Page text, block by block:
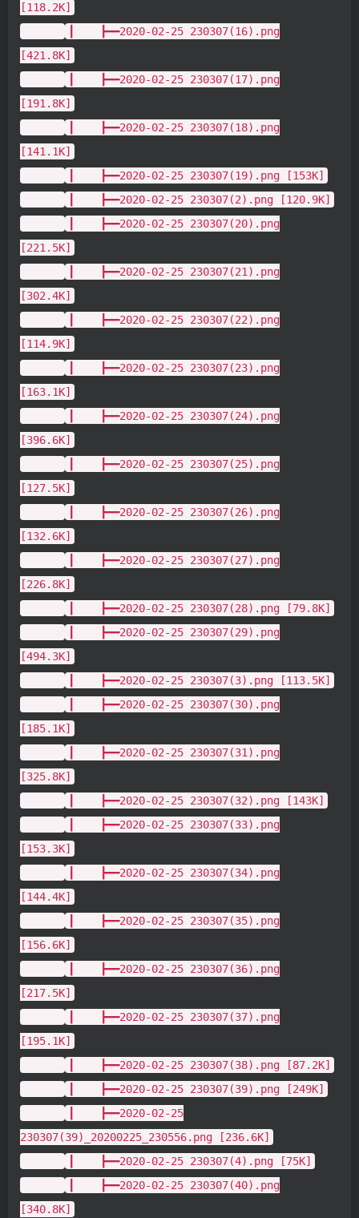
[118.2K]
┃ ┣━━2020-02-25 230307(16).png
[421.8K]
┃ ┣━━2020-02-25 230307(17).png
[191.8K]
┃ ┣━━2020-02-25 230307(18).png
[141.1K]
┃ ┣━━2020-02-25 230307(19).png [153K]
┃ ┣━━2020-02-25 230307(2).png [120.9K]
┃ ┣━━2020-02-25 230307(20).png
[221.5K]
┃ ┣━━2020-02-25 230307(21).png
[302.4K]
┃ ┣━━2020-02-25 230307(22).png
[114.9K]
┃ ┣━━2020-02-25 230307(23).png
[163.1K]
┃ ┣━━2020-02-25 230307(24).png
[396.6K]
┃ ┣━━2020-02-25 230307(25).png
[127.5K]
┃ ┣━━2020-02-25 230307(26).png
[132.6K]
┃ ┣━━2020-02-25 230307(27).png
[226.8K]
┃ ┣━━2020-02-25 230307(28).png [79.8K]
┃ ┣━━2020-02-25 230307(29).png
[494.3K]
┃ ┣━━2020-02-25 230307(3).png [113.5K]
┃ ┣━━2020-02-25 230307(30).png
[185.1K]
┃ ┣━━2020-02-25 230307(31).png
[325.8K]
┃ ┣━━2020-02-25 230307(32).png [143K]
┃ ┣━━2020-02-25 230307(33).png
[153.3K]
┃ ┣━━2020-02-25 230307(34).png
[144.4K]
┃ ┣━━2020-02-25 230307(35).png
[156.6K]
┃ ┣━━2020-02-25 230307(36).png
[217.5K]
┃ ┣━━2020-02-25 230307(37).png
[195.1K]
┃ ┣━━2020-02-25 230307(38).png [87.2K]
┃ ┣━━2020-02-25 230307(39).png [249K]
┃ ┣━━2020-02-25
230307(39)_20200225_230556.png [236.6K]
┃ ┣━━2020-02-25 230307(4).png [75K]
┃ ┣━━2020-02-25 230307(40).png
[340.8K]